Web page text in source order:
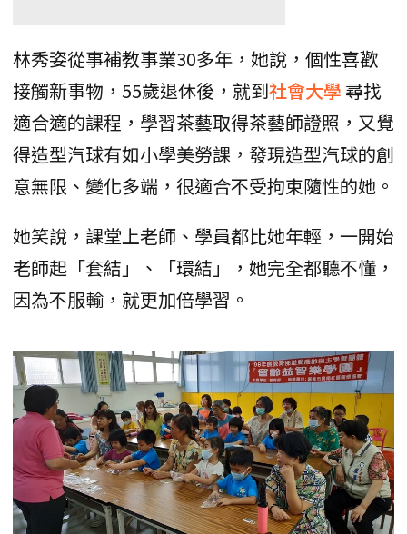
林秀姿從事補教事業30多年，她說，個性喜歡
接觸新事物，55歲退休後，就到社會大學 尋找
適合適的課程，學習茶藝取得茶藝師證照，又覺
得造型汽球有如小學美勞課，發現造型汽球的創
意無限、變化多端，很適合不受拘束隨性的她。
她笑說，課堂上老師、學員都比她年輕，一開始
老師起「套結」、「環結」，她完全都聽不懂，
因為不服輸，就更加倍學習。